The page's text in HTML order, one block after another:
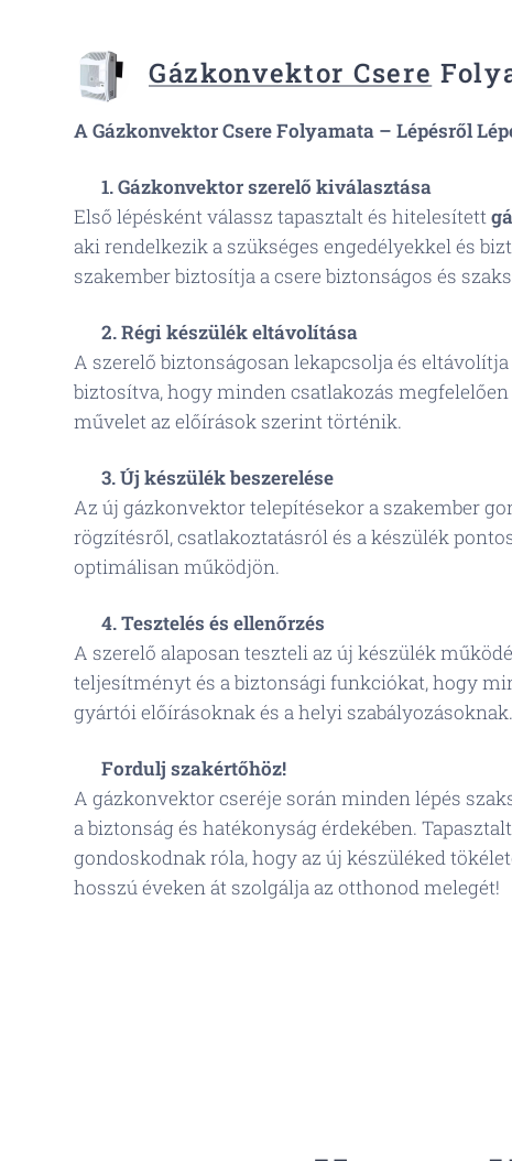
Gázkonvektor Csere
A Gázkonvektor Csere Folyamata – Lépésről
1. Gázkonvektor szerelő kiválasztása
Első lépésként válassz tapasztalt és hitelesített
aki rendelkezik a szükséges engedélyekkel és
szakember biztosítja a csere biztonságos és
2. Régi készülék eltávolítása
A szerelő biztonságosan lekapcsolja és
biztosítva, hogy minden csatlakozás megfelelően
művelet az előírások szerint történik.
3. Új készülék beszerelése
Az új gázkonvektor telepítésekor a szakember
rögzítésről, csatlakoztatásról és a készülék
optimálisan működjön.
4. Tesztelés és ellenőrzés
A szerelő alaposan teszteli az új készülék
teljesítményt és a biztonsági funkciókat, hogy
gyártói előírásoknak és a helyi szabályozásoknak.
Fordulj szakértőhöz!
A gázkonvektor cseréje során minden lépés
a biztonság és hatékonyság érdekében.
gondoskodnak róla, hogy az új készüléked
hosszú éveken át szolgálja az otthonod melegét!